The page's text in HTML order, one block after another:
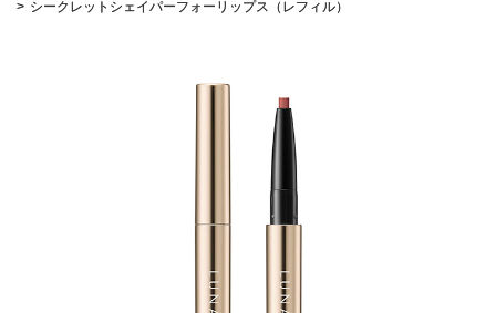
シークレットシェイパーフォーリップス（レフィル）